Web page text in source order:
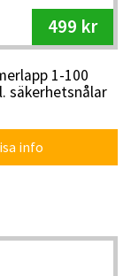
499 kr
1-100
säkerhetsnålar
info